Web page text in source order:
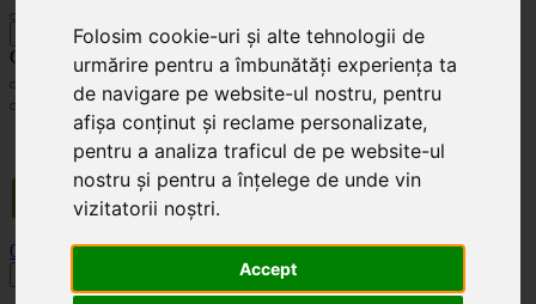
Folosim cookie-uri și alte tehnologii de
urmărire pentru a îmbunătăți experiența ta
de navigare pe website-ul nostru, pentru
afișa conținut și reclame personalizate,
pentru a analiza traficul de pe website-ul
nostru și pentru a înțelege de unde vin
vizitatorii noștri.
Accept
Celoplast
Transportul este GRATUIT pentru comenzile mai mari de 350 Lei. Comanda minimă în
valoare de 100 Lei. Expediere în 1 - 2 zile lucrătoare.
0